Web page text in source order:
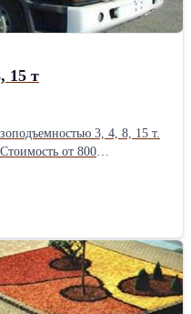
15 т
3, 4, 8, 15 т.
от 800